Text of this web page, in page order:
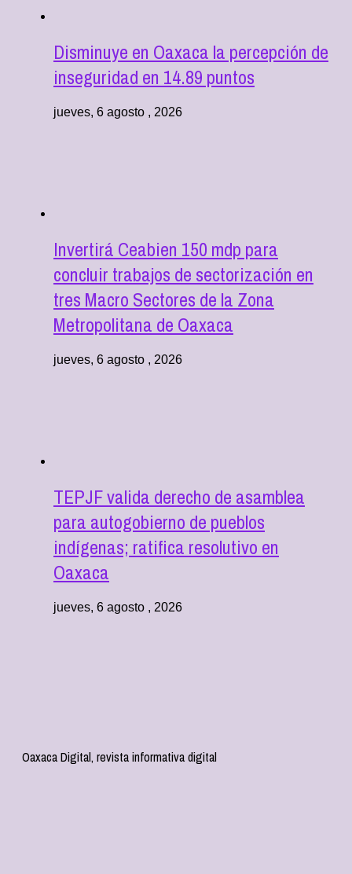
Disminuye en Oaxaca la percepción de
inseguridad en 14.89 puntos
jueves, 6 agosto , 2026
Invertirá Ceabien 150 mdp para
concluir trabajos de sectorización en
tres Macro Sectores de la Zona
Metropolitana de Oaxaca
jueves, 6 agosto , 2026
TEPJF valida derecho de asamblea
para autogobierno de pueblos
indígenas; ratifica resolutivo en
Oaxaca
jueves, 6 agosto , 2026
Oaxaca Digital, revista informativa digital